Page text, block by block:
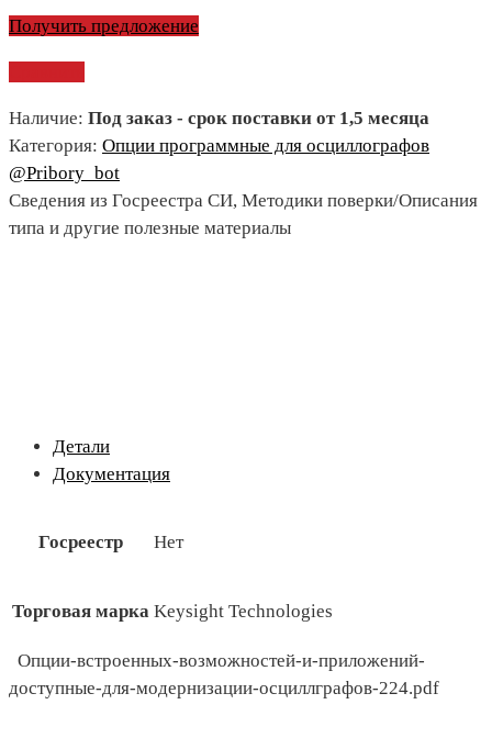
Получить предложение
Наличие: Под заказ - срок поставки от 1,5 месяца
Категория: Опции программные для осциллографов
@Pribory_bot
Сведения из Госреестра СИ, Методики поверки/Описания
типа и другие полезные материалы
Детали
Документация
Госреестр Нет
Торговая марка Keysight Technologies
Опции-встроенных-возможностей-и-приложений-
доступные-для-модернизации-осциллграфов-224.pdf